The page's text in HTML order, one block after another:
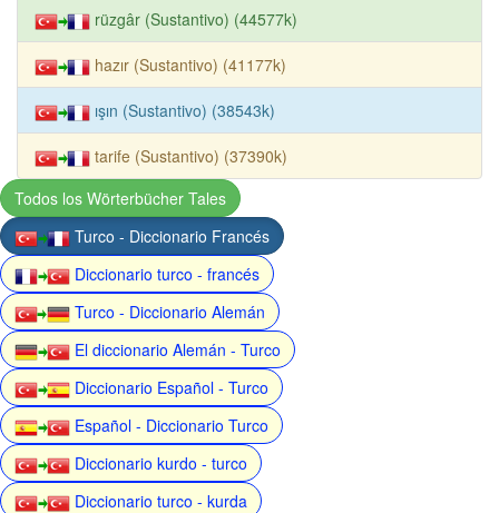
rüzgâr (Sustantivo) (44577k)
hazır (Sustantivo) (41177k)
ışın (Sustantivo) (38543k)
tarife (Sustantivo) (37390k)
Todos los Wörterbücher Tales
Turco - Diccionario Francés
Diccionario turco - francés
Turco - Diccionario Alemán
El diccionario Alemán - Turco
Diccionario Español - Turco
Español - Diccionario Turco
Diccionario kurdo - turco
Diccionario turco - kurda